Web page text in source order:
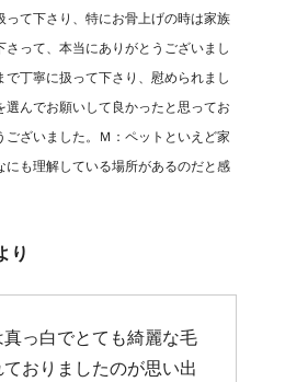
って下さり、特にお骨上げの時は家族
さって、本当にありがとうございまし
で丁寧に扱って下さり、慰められまし
選んでお願いして良かったと思ってお
ございました。Ｍ：ペットといえど家
にも理解している場所があるのだと感
り
っ白でとても綺麗な毛
おりましたのが思い出